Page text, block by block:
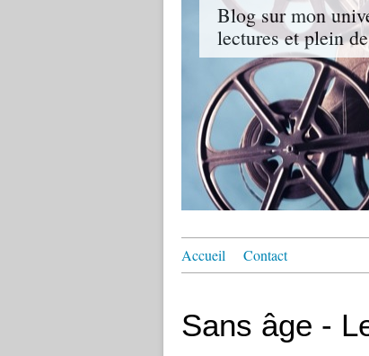
Blog sur mon
lectures et plein
Accueil Contact
Sans âge -